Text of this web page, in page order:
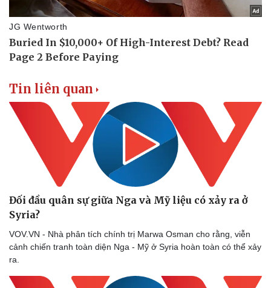
Tin liên quan
Đối đầu quân sự giữa Nga và Mỹ liệu có xảy ra ở
Syria?
VOV.VN - Nhà phân tích chính trị Marwa Osman cho rằng, viễn
cảnh chiến tranh toàn diện Nga - Mỹ ở Syria hoàn toàn có thể xảy
ra.